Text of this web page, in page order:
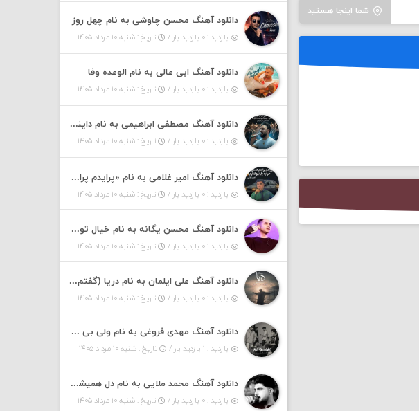
شما اینجا هستید
دانلود آهنگ محسن چاوشی به نام چهل روز
بازدید : ۰ بازدید بار / تاریخ : شنبه ۱۰ مرداد ۱۴۰۵
دانلود آهنگ ابی عالی به نام الوعده وفا
بازدید : ۰ بازدید بار / تاریخ : شنبه ۱۰ مرداد ۱۴۰۵
دانلود آهنگ مصطفی ابراهیمی به نام داینی داینی جونم قربون پنج تیر پرونم
بازدید : ۰ بازدید بار / تاریخ : شنبه ۱۰ مرداد ۱۴۰۵
دانلود آهنگ امیر غلامی به نام «پرایدم پرایدم همش خرابه یار نیو کنارم دیگه پولی نداروم (ریمیکس اینستاگرام)»
بازدید : ۰ بازدید بار / تاریخ : شنبه ۱۰ مرداد ۱۴۰۵
دانلود آهنگ محسن یگانه به نام خیال تو (با خیال تو هنوزم مثل هر روز و همیشه ریمیکس)
بازدید : ۰ بازدید بار / تاریخ : شنبه ۱۰ مرداد ۱۴۰۵
دانلود آهنگ علی ایلمان به نام دریا (گفتم که دریا خرابه نمه بارونه لب شط و نبین)
بازدید : ۰ بازدید بار / تاریخ : شنبه ۱۰ مرداد ۱۴۰۵
دانلود آهنگ مهدی فروغی به نام ولی بی شوخی مراقب من باش
بازدید : ۱ بازدید بار / تاریخ : شنبه ۱۰ مرداد ۱۴۰۵
دانلود آهنگ محمد ملایی به نام دل همیشه تنگته ممد کله ونگته
بازدید : ۰ بازدید بار / تاریخ : شنبه ۱۰ مرداد ۱۴۰۵